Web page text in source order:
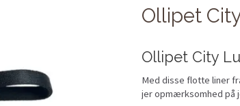
Ollipet
Ollipet City
Med disse flotte liner
jer opmærksomhed på